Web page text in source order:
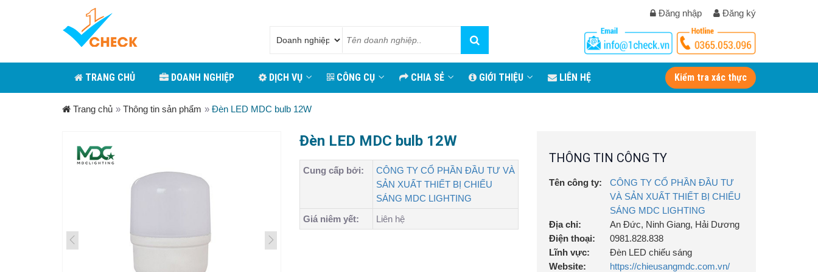
Đăng nhập Đăng ký
TRANG CHỦ DOANH NGHIỆP DỊCH VỤ CÔNG CỤ CHIA SẺ GIỚI THIỆU LIÊN HỆ Kiểm tra xác thực
Trang chủ » Thông tin sản phẩm » Đèn LED MDC bulb 12W
Đèn LED MDC bulb 12W
Cung cấp bởi:
CÔNG TY CỔ PHẦN ĐẦU TƯ VÀ
SẢN XUẤT THIẾT BỊ CHIẾU
SÁNG MDC LIGHTING
Giá niêm yết:
Liên hệ
THÔNG TIN CÔNG TY
Tên công ty:
CÔNG TY CỔ PHẦN ĐẦU TƯ
VÀ SẢN XUẤT THIẾT BỊ CHIẾU
SÁNG MDC LIGHTING
Địa chỉ:
An Đức, Ninh Giang, Hải Dương
Điện thoại:
0981.828.838
Lĩnh vực:
Đèn LED chiếu sáng
Website:
https://chieusangmdc.com.vn/